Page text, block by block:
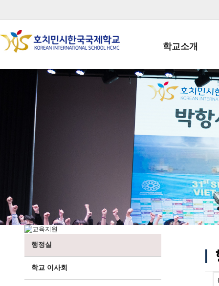
학교소개
학교장인사말
학생회장인사말
학교상징
학교 CI
교직원현황
학생현황
위치/전화
전경사진
행정실
학교 이사회